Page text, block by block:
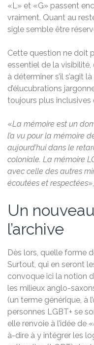
«L» et «G» passent
vraiment. Quant au
sigle semble être
Cette question ne doit
essentiel de la visibilité,
à déterminer s’il s’agit
d’élucubrations
toujours plus inclusives
«La mémoire est un
l’a vu pour la mémoire
aujourd’hui dans le
coloniale. La mémoire
avec celle des autres
écoutées et respectées
Un
l’archive
Dès lors, quelle forme
Surtout, qui en seront
convoque ici la notion
les milieux anglo-
(un terme générique, à
personnes LGBT+ se
elle renvoie à l’idée de «
à-dire à y intégrer les